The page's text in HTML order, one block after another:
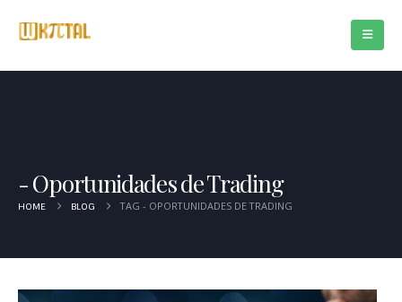
Oportunidades de Trading
HOME BLOG TAG - OPORTUNIDADES DE TRADING